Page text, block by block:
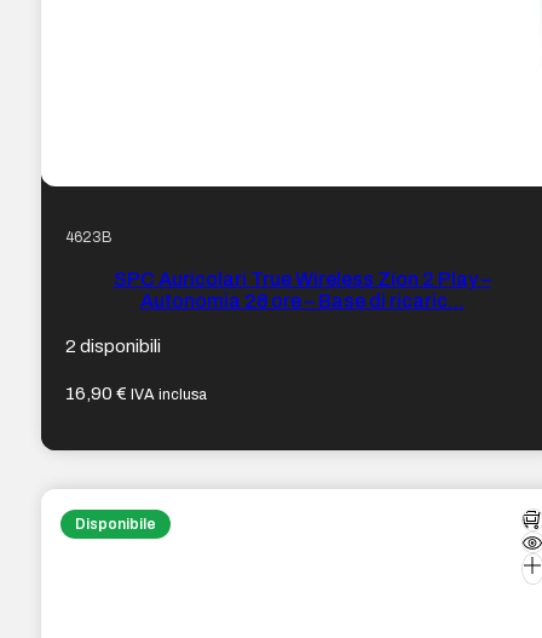
4623B
SPC Auricolari True Wireless Zion 2 Play –
Autonomia 28 ore – Base di ricaric…
2 disponibili
16,90€ IVA inclusa
Disponibile